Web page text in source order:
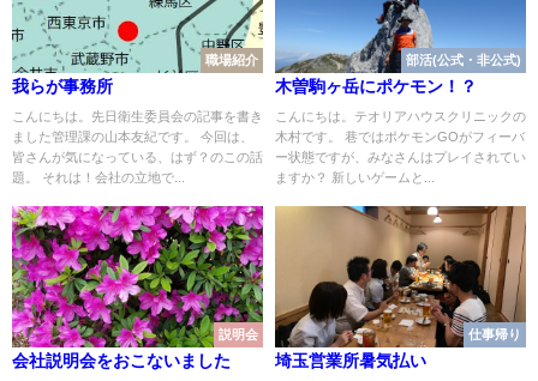
職場紹介
我らが事務所
こんにちは。先日衛生委員会の記事を書き
ました管理課の山本友紀です。 今回は、
皆さんが気になっている、はず？のこの話
題。 それは！会社の立地で...
部活(公式・非公式)
木曽駒ヶ岳にポケモン！？
こんにちは。テオリアハウスクリニックの
木村です。 巷ではポケモンGOがフィーバ
ー状態ですが、みなさんはプレイされてい
ますか？ 新しいゲームと...
説明会
会社説明会をおこないました
仕事帰り
埼玉営業所暑気払い